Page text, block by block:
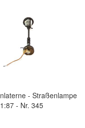
- Straßenlampe
- Nr. 345